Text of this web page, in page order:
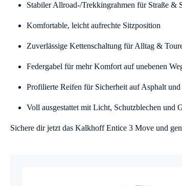
Stabiler Allroad-/Trekkingrahmen für Straße &
Komfortable, leicht aufrechte Sitzposition
Zuverlässige Kettenschaltung für Alltag &
Federgabel für mehr Komfort auf unebenen
Profilierte Reifen für Sicherheit auf Asphalt und
Voll ausgestattet mit Licht, Schutzblechen und
Sichere dir jetzt das Kalkhoff Entice 3 Move und